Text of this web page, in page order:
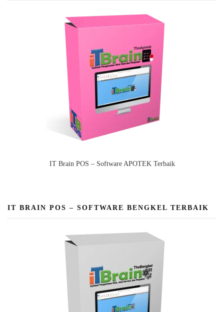
IT Brain POS – Software APOTEK Terbaik
IT BRAIN POS – SOFTWARE BENGKEL TERBAIK